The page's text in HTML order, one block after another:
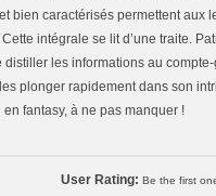
bien caractérisés permettent aux
intégrale se lit d’une traite.
distiller les informations au
plonger rapidement dans son
en fantasy, à ne pas manquer !
User Rating: Be the first